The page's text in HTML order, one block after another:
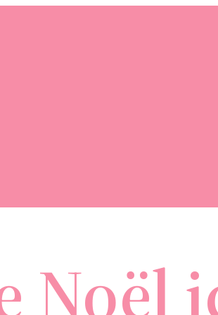
Noël